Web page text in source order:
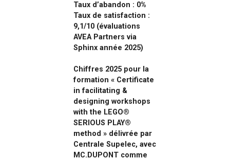
Taux d’abandon : 0%
Taux de satisfaction :
9,1/10 (évaluations
AVEA Partners via
Sphinx année 2025)
Chiffres 2025 pour la
formation « Certificate
in facilitating &
designing workshops
with the LEGO®
SERIOUS PLAY®
method » délivrée par
Centrale Supelec, avec
MC.DUPONT comme